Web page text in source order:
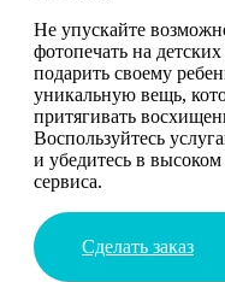
Не упускайте
фотопечать на
подарить своему
уникальную вещь,
притягивать
Воспользуйтесь
и убедитесь в
сервиса.
Сделать заказ